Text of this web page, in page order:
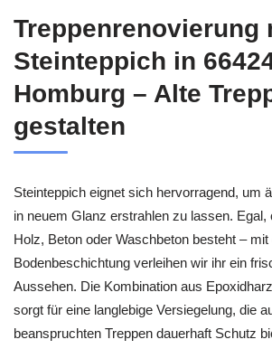
Treppenrenovierung
Steinteppich in
Homburg – Alte
gestalten
Steinteppich eignet sich hervorragend, um
in neuem Glanz erstrahlen zu lassen. Egal,
Holz, Beton oder Waschbeton besteht –
Bodenbeschichtung verleihen wir ihr ein
Aussehen. Die Kombination aus
sorgt für eine langlebige Versiegelung, die
beanspruchten Treppen dauerhaft Schutz